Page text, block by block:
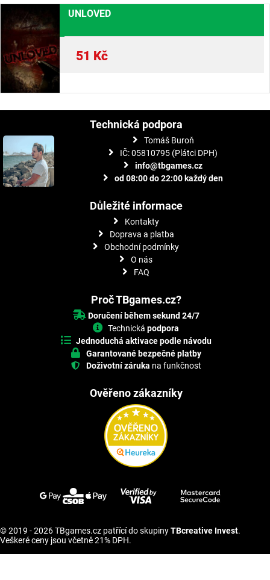
UNLOVED
51 Kč
Technická podpora
Tomáš Buroň
IČ: 05810795 (Plátci DPH)
info@tbgames.cz
od 08:00 do 22:00 každý den
Důležité informace
Kontakty
Doprava a platba
Obchodní podmínky
O nás
FAQ
Proč TBgames.cz?
Doručení během sekund 24/7
Technickápodpora
Jednoduchá aktivace podle návodu
Garantované bezpečné platby
Doživotní záruka na funkčnost
Ověřeno zákazníky
© 2019 - 2026 TBgames.cz patřící do skupinyTBcreative Invest.
Veškeré ceny jsou včetně 21% DPH.